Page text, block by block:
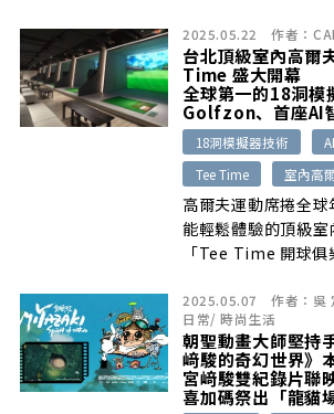
2025.05.22 作者：
台北頂級室內高爾
Time 盛大開幕
全球第一的18洞模
Golfzon、首座AI
18洞模擬器技術
Tee Time
室內高
高爾夫運動席捲全
能輕鬆體驗的頂級
「Tee Time 開球
AI智慧模擬地形，精
的智慧模擬器，成為
形改變技術的高規
2025.05.07 作者： 吳
日常/時尚生活
朝聖動畫大師堅持
﨑駿的奇幻世界》
宮﨑駿雙紀錄片聯
喜加碼祭出「龍貓